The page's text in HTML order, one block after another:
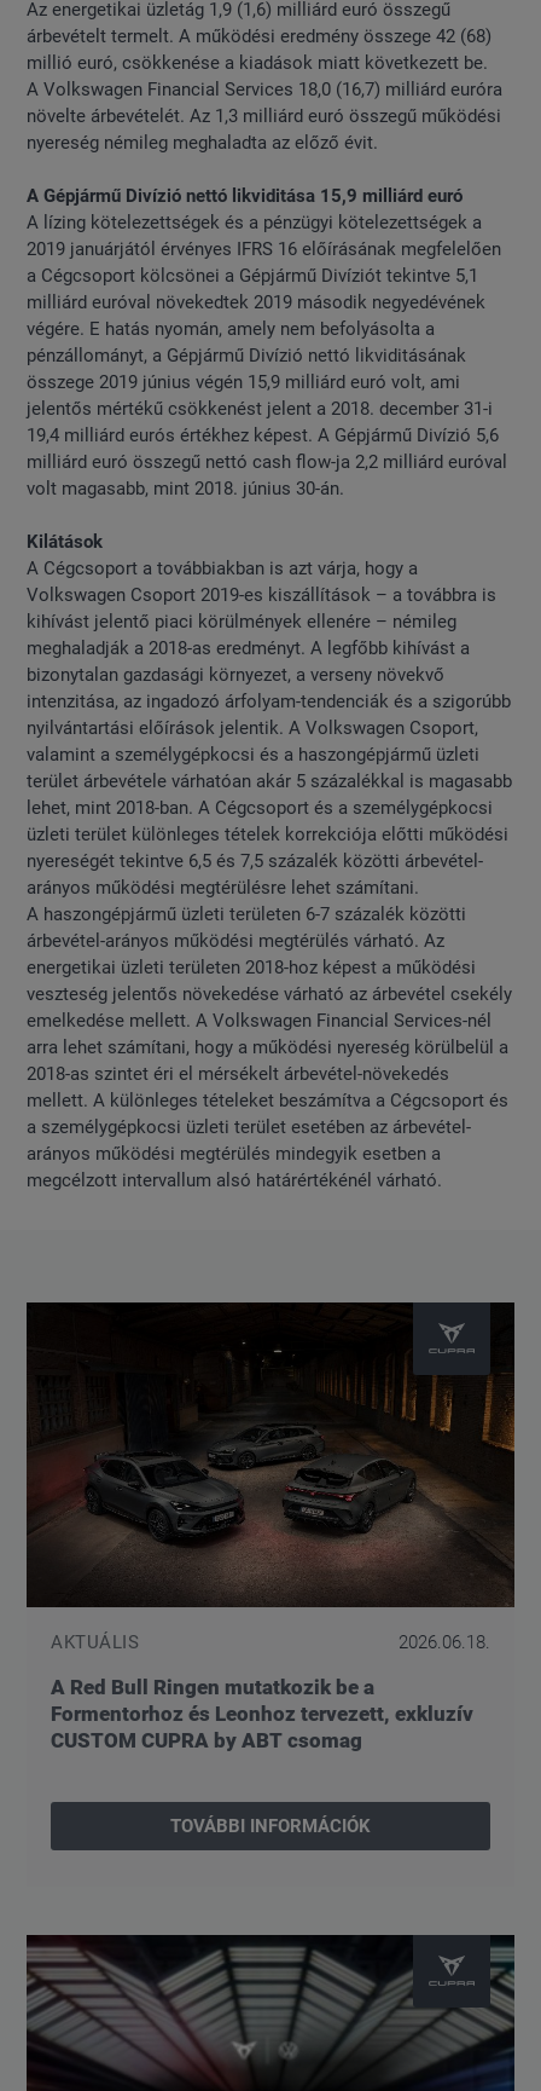
Az energetikai üzletág 1,9 (1,6) milliárd euró összegű
árbevételt termelt. A működési eredmény összege 42 (68)
millió euró, csökkenése a kiadások miatt következett be.
A Volkswagen Financial Services 18,0 (16,7) milliárd euróra
növelte árbevételét. Az 1,3 milliárd euró összegű működési
nyereség némileg meghaladta az előző évit.
A Gépjármű Divízió nettó likviditása 15,9 milliárd euró
A lízing kötelezettségek és a pénzügyi kötelezettségek a
2019 januárjától érvényes IFRS 16 előírásának megfelelően
a Cégcsoport kölcsönei a Gépjármű Divíziót tekintve 5,1
milliárd euróval növekedtek 2019 második negyedévének
végére. E hatás nyomán, amely nem befolyásolta a
pénzállományt, a Gépjármű Divízió nettó likviditásának
összege 2019 június végén 15,9 milliárd euró volt, ami
jelentős mértékű csökkenést jelent a 2018. december 31-i
19,4 milliárd eurós értékhez képest. A Gépjármű Divízió 5,6
milliárd euró összegű nettó cash flow-ja 2,2 milliárd euróval
volt magasabb, mint 2018. június 30-án.
Kilátások
A Cégcsoport a továbbiakban is azt várja, hogy a
Volkswagen Csoport 2019-es kiszállítások – a továbbra is
kihívást jelentő piaci körülmények ellenére – némileg
meghaladják a 2018-as eredményt. A legfőbb kihívást a
bizonytalan gazdasági környezet, a verseny növekvő
intenzitása, az ingadozó árfolyam-tendenciák és a szigorúbb
nyilvántartási előírások jelentik. A Volkswagen Csoport,
valamint a személygépkocsi és a haszongépjármű üzleti
terület árbevétele várhatóan akár 5 százalékkal is magasabb
lehet, mint 2018-ban. A Cégcsoport és a személygépkocsi
üzleti terület különleges tételek korrekciója előtti működési
nyereségét tekintve 6,5 és 7,5 százalék közötti árbevétel-
arányos működési megtérülésre lehet számítani.
A haszongépjármű üzleti területen 6-7 százalék közötti
árbevétel-arányos működési megtérülés várható. Az
energetikai üzleti területen 2018-hoz képest a működési
veszteség jelentős növekedése várható az árbevétel csekély
emelkedése mellett. A Volkswagen Financial Services-nél
arra lehet számítani, hogy a működési nyereség körülbelül a
2018-as szintet éri el mérsékelt árbevétel-növekedés
mellett. A különleges tételeket beszámítva a Cégcsoport és
a személygépkocsi üzleti terület esetében az árbevétel-
arányos működési megtérülés mindegyik esetben a
megcélzott intervallum alsó határértékénél várható.
AKTUÁLIS 2026.06.18.
A Red Bull Ringen mutatkozik be a
Formentorhoz és Leonhoz tervezett, exkluzív
CUSTOM CUPRA by ABT csomag
TOVÁBBI INFORMÁCIÓK